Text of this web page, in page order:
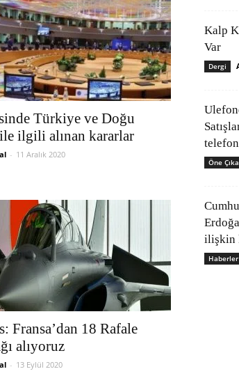
Türkiye ve Doğu
ilgili alınan kararlar
- 11 Aralık 2020
Fransa’dan 18 Rafale
alıyoruz
- 13 Eylül 2020
Kalp
Var
Dergi
Öne
ilişkin
Haberler